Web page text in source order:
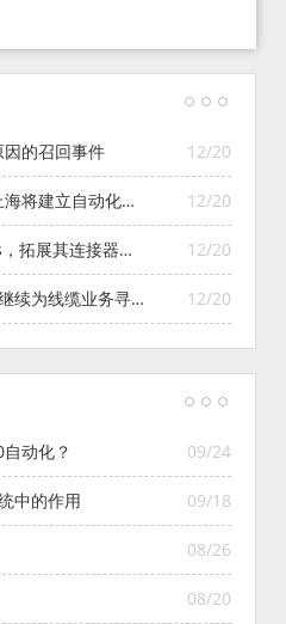
12/20
的召回事件
12/20
将建立自动化智
12/20
拓展其连接器系
12/20
续为线缆业务寻找
09/24
动化？
09/18
中的作用
08/26
08/20